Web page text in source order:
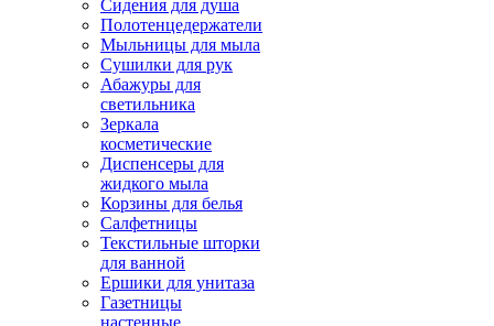
Сидения для душа
Полотенцедержатели
Мыльницы для мыла
Сушилки для рук
Абажуры для
светильника
Зеркала
косметические
Диспенсеры для
жидкого мыла
Корзины для белья
Салфетницы
Текстильные шторки
для ванной
Ершики для унитаза
Газетницы
настенные